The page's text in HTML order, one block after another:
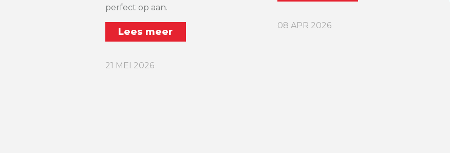
perfect op aan.
Lees meer
21 MEI 2026
08 APR 2026